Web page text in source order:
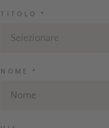
TITOLO *
Selezionare
NOME *